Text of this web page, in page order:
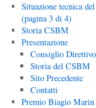
Situazione tecnica
(pagina 3 di 4)
Storia CSBM
Presentazione
Consiglio Direttivo
Storia del CSBM
Sito Precedente
Contatti
Premio Biagio Marin